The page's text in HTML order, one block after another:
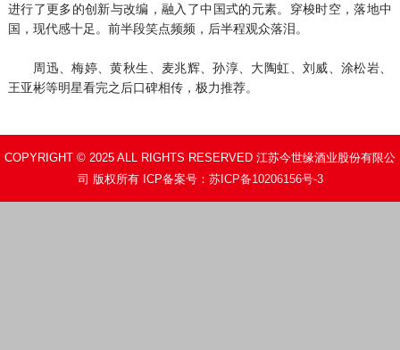
进行了更多的创新与改编，融入了中国式的元素。穿梭时空，落地中
国，现代感十足。前半段笑点频频，后半程观众落泪。
周迅、梅婷、黄秋生、麦兆辉、孙淳、大陶虹、刘威、涂松岩、
王亚彬等明星看完之后口碑相传，极力推荐。
COPYRIGHT © 2025 ALL RIGHTS RESERVED 江苏今世缘酒业股份有限公
司 版权所有 ICP备案号： 苏ICP备10206156号-3